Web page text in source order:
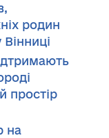
родин
простір
на